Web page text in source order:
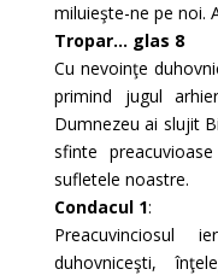
miluieşte-ne pe noi.
Tropar… glas 8
Cu nevoinţe
primind jugul
Dumnezeu ai slujit
sfinte
sufletele noastre.
Condacul 1:
Preacuvinciosul
duhovniceşti,